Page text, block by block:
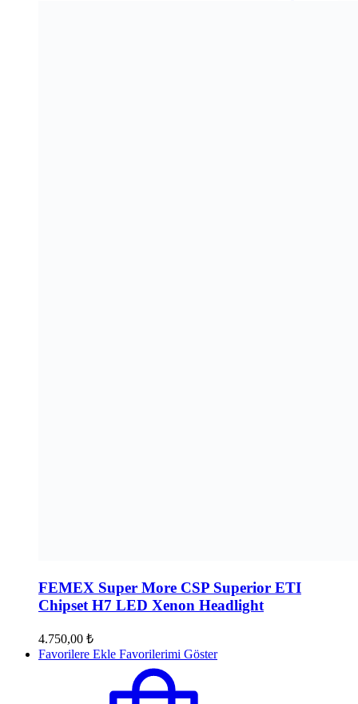
FEMEX Super More CSP Superior ETI
Chipset H7 LED Xenon Headlight
4.750,00 ₺
Favorilere Ekle Favorilerimi Göster